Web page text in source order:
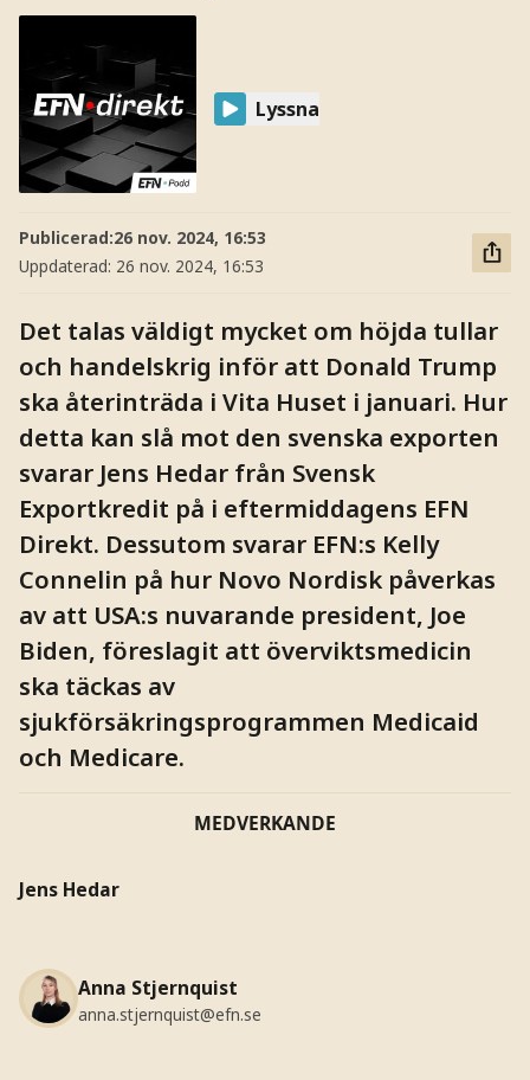
Lyssna
Publicerad:26 nov. 2024, 16:53
Uppdaterad: 26 nov. 2024, 16:53
Det talas väldigt mycket om höjda tullar
och handelskrig inför att Donald Trump
ska återinträda i Vita Huset i januari. Hur
detta kan slå mot den svenska exporten
svarar Jens Hedar från Svensk
Exportkredit på i eftermiddagens EFN
Direkt. Dessutom svarar EFN:s Kelly
Connelin på hur Novo Nordisk påverkas
av att USA:s nuvarande president, Joe
Biden, föreslagit att överviktsmedicin
ska täckas av
sjukförsäkringsprogrammen Medicaid
och Medicare.
MEDVERKANDE
Jens Hedar
Anna Stjernquist
anna.stjernquist@efn.se